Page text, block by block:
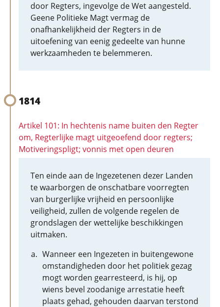
door Regters, ingevolge de Wet aangesteld.
Geene Politieke Magt vermag de
onafhankelijkheid der Regters in de
uitoefening van eenig gedeelte van hunne
werkzaamheden te belemmeren.
1814
Artikel 101: In hechtenis name buiten den Regter
om, Regterlijke magt uitgeoefend door regters;
Motiveringspligt; vonnis met open deuren
Ten einde aan de Ingezetenen dezer Landen
te waarborgen de onschatbare voorregten
van burgerlijke vrijheid en persoonlijke
veiligheid, zullen de volgende regelen de
grondslagen der wettelijke beschikkingen
uitmaken.
Wanneer een Ingezeten in buitengewone
omstandigheden door het politiek gezag
mogt worden gearresteerd, is hij, op
wiens bevel zoodanige arrestatie heeft
plaats gehad, gehouden daarvan terstond